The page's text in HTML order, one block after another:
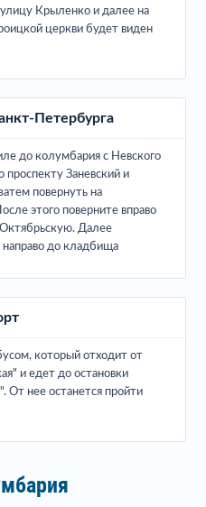
Крыленко и далее на
церкви будет виден
Петербурга
до колумбария с Невского
проспекту Заневский и
повернуть на
этого поверните вправо
Далее
направо до кладбища
который отходит от
и едет до остановки
От нее останется пройти